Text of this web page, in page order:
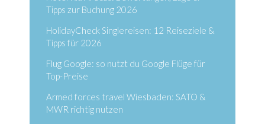
Tipps zur Buchung 2026
HolidayCheck Singlereisen: 12 Reiseziele &
Tipps für 2026
Flug Google: so nutzt du Google Flüge für
Top-Preise
Armed forces travel Wiesbaden: SATO &
MWR richtig nutzen